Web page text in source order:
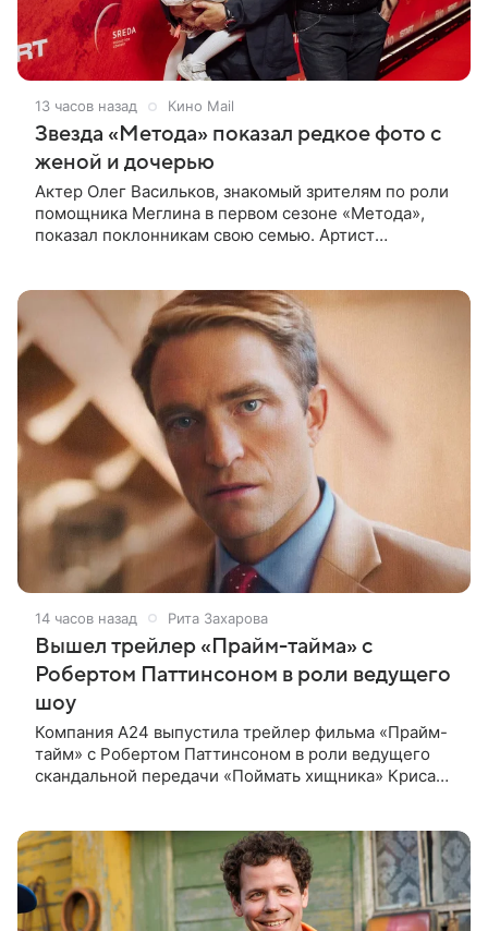
13 часов назад Кино Mail
Звезда «Метода» показал редкое фото с
женой и дочерью
Актер Олег Васильков, знакомый зрителям по роли
помощника Меглина в первом сезоне «Метода»,
показал поклонникам свою семью. Артист
14 часов назад Рита Захарова
Вышел трейлер «Прайм-тайма» с
Робертом Паттинсоном в роли ведущего
шоу
Компания A24 выпустила трейлер фильма «Прайм-
тайм» с Робертом Паттинсоном в роли ведущего
скандальной передачи «Поймать хищника» Криса